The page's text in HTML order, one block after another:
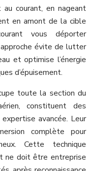
courant, en nageant
en amont de la cible
vous déporter
évite de lutter
et optimise l’énergie
d’épuisement.
toute la section du
constituent des
avancée. Leur
complète pour
Cette technique
ne doit être entreprise